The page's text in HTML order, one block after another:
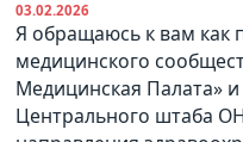
03.02.2026
Я обращаюсь к вам как
медицинского
Медицинская Палата»
Центрального штаба